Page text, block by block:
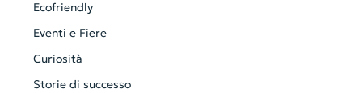
Ecofriendly
Eventi e Fiere
Curiosità
Storie di successo